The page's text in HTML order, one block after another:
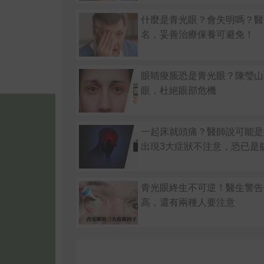
什麼是青光眼？會失明嗎？
名，妥善治療保養可避免！
眼睛痠脹恐是青光眼？陳瑩
眼，杜絕眼部危機
一起床就頭痛？醫師說可能
出現3大症狀不注意，恐已是
青光眼終生不可逆！醫生警
高，還有兩種人要注意